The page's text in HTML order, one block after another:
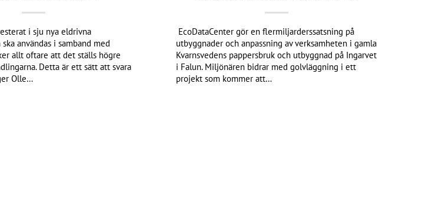
i sju nya eldrivna
användas i samband med
allt oftare att det ställs högre
Detta är ett sätt att svara
Olle…
EcoDataCenter gör en flermiljarderssatsning på
utbyggnader och anpassning av verksamheten i gamla
Kvarnsvedens pappersbruk och utbyggnad på Ingarvet
i Falun. Miljönären bidrar med golvläggning i ett
projekt som kommer att…